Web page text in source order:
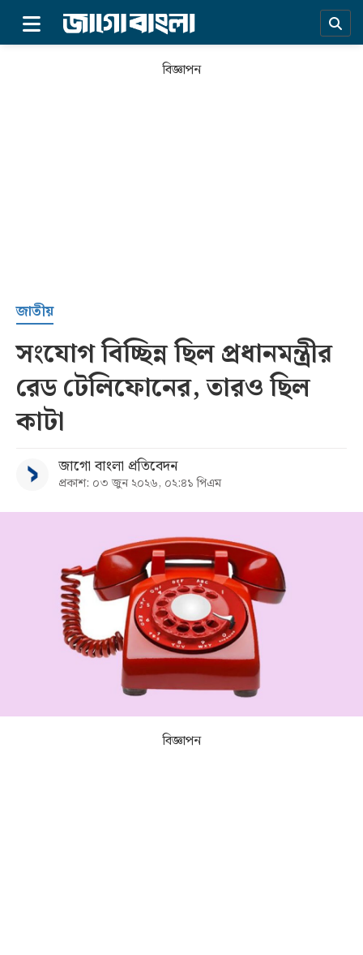
সর্বশেষ
সব
বিভাগ
আর্কাইভ
বিজ্ঞাপন
জাতীয়
সংযোগ বিচ্ছিন্ন ছিল প্রধানমন্ত্রীর
রেড টেলিফোনের, তারও ছিল
কাটা
জাগো বাংলা প্রতিবেদন
প্রকাশ: ০৩ জুন ২০২৬, ০২:৪১ পিএম
বিজ্ঞাপন